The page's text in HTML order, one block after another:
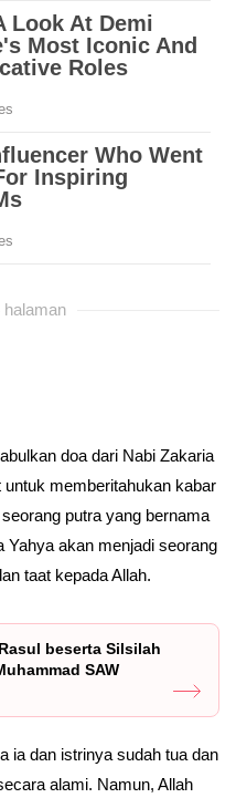
halaman
doa dari Nabi Zakaria
memberitahukan kabar
putra yang bernama
Yahya akan menjadi seorang
taat kepada Allah.
beserta Silsilah
SAW
ia dan istrinya sudah tua dan
alami. Namun, Allah